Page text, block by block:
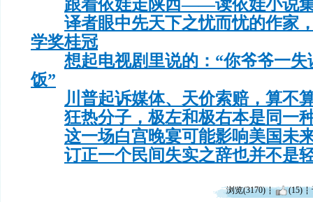
跟着依娃走陕西——读依娃小说
译者眼中先天下之忧而忧的作家
学奖桂冠
想起电视剧里说的：“你爷爷一
饭”
川普起诉媒体、天价索赔，算不
狂热分子，极左和极右本是同一
这一场白宫晚宴可能影响美国未
订正一个民间失实之辞也并不是
浏览(3170) (15)